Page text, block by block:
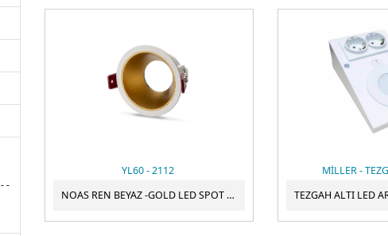
-
YL60 - 2112
NOAS REN BEYAZ -GOLD LED SPOT BOŞ KASA YL60 - 2112
MİLLER -